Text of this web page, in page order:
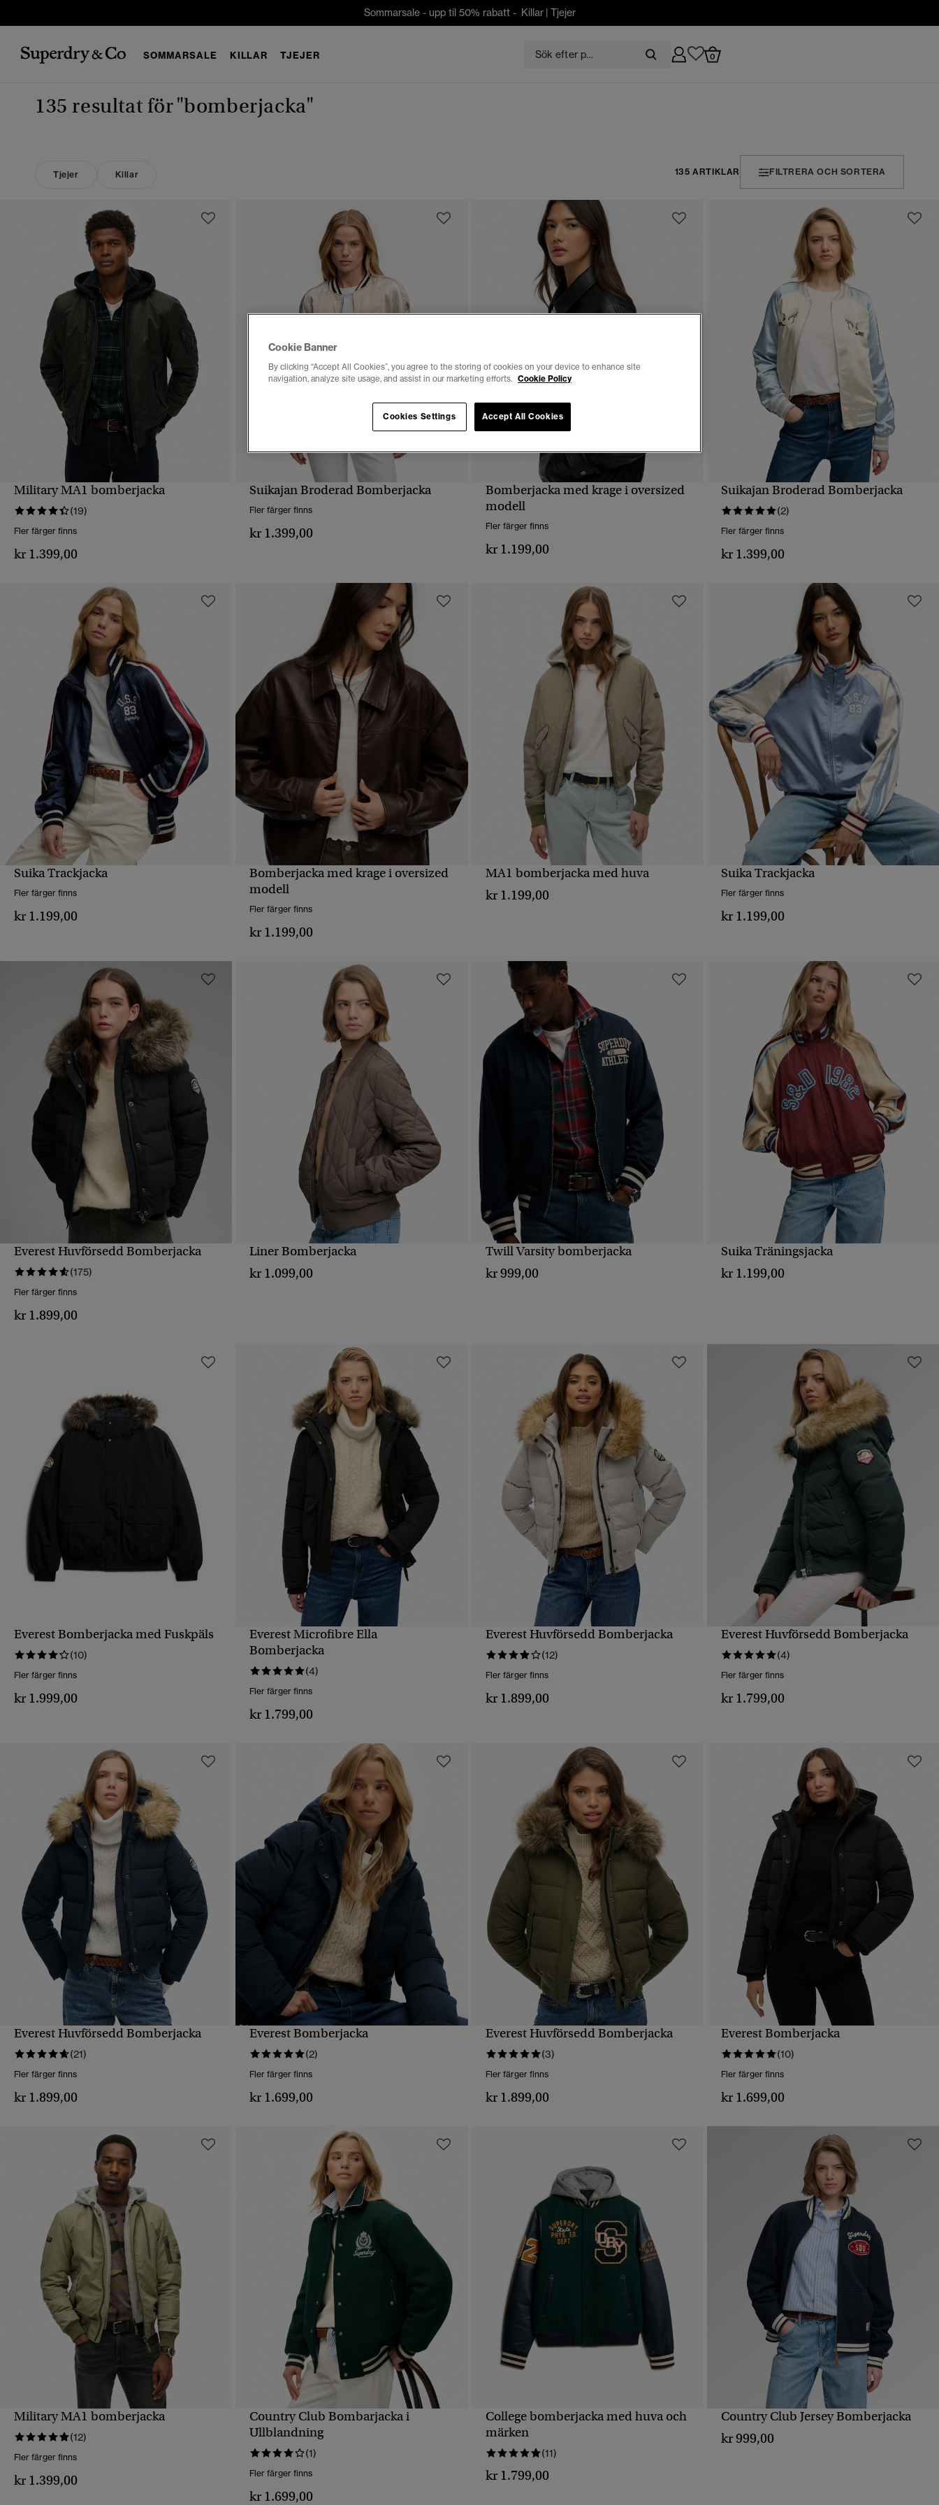
Sommarsale - upp til 50% rabatt - Killar| Tjejer
SOMMARSALE KILLAR TJEJER 0
135 resultat för"bomberjacka"
Tjejer Killar 135 ARTIKLAR FILTRERA OCH SORTERA
SNABBVY
Military MA1 bomberjacka
(19)
Fler färger finns
kr 1.399,00
Suikajan Broderad Bomberjacka
Fler färger finns
kr 1.399,00
Bomberjacka med krage i oversized
modell
Fler färger finns
kr 1.199,00
Suikajan Broderad Bomberjacka
(2)
Fler färger finns
kr 1.399,00
Suika Trackjacka
Fler färger finns
kr 1.199,00
Bomberjacka med krage i oversized
modell
Fler färger finns
kr 1.199,00
MA1 bomberjacka med huva
kr 1.199,00
Suika Trackjacka
Fler färger finns
kr 1.199,00
Everest Huvförsedd Bomberjacka
(175)
Fler färger finns
kr 1.899,00
Liner Bomberjacka
kr 1.099,00
SNABBVY
Twill Varsity bomberjacka
kr 999,00
SNABBVY
Suika Träningsjacka
kr 1.199,00
SNABBVY
Everest Bomberjacka med Fuskpäls
(10)
Fler färger finns
kr 1.999,00
Everest Microfibre Ella
Bomberjacka
(4)
Fler färger finns
kr 1.799,00
Everest Huvförsedd Bomberjacka
(12)
Fler färger finns
kr 1.899,00
Everest Huvförsedd Bomberjacka
(4)
Fler färger finns
kr 1.799,00
Everest Huvförsedd Bomberjacka
(21)
Fler färger finns
kr 1.899,00
SNABBVY
Everest Bomberjacka
(2)
Fler färger finns
kr 1.699,00
Everest Huvförsedd Bomberjacka
(3)
Fler färger finns
kr 1.899,00
SNABBVY
Everest Bomberjacka
(10)
Fler färger finns
kr 1.699,00
SNABBVY
Military MA1 bomberjacka
(12)
Fler färger finns
kr 1.399,00
Country Club Bombarjacka i
Ullblandning
(1)
Fler färger finns
kr 1.699,00
SNABBVY
College bomberjacka med huva och
märken
(11)
kr 1.799,00
SNABBVY
Country Club Jersey Bomberjacka
kr 999,00
Cookie Banner
By clicking “Accept All Cookies”, you agree to the storing of cookies on your device to enhance site
navigation, analyze site usage, and assist in our marketing efforts. Cookie Policy
Accept All Cookies
Cookies Settings